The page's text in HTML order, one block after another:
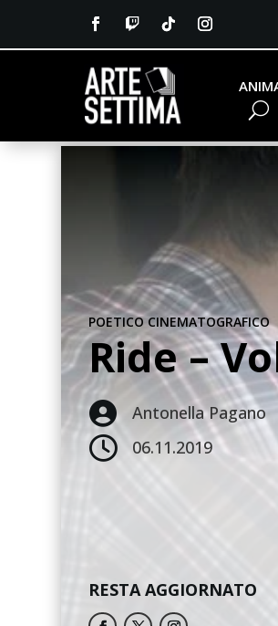
POETICO CINEMATOGRAFICO
Ride –
 Antonella Pagano
 06.11.2019
RESTA AGGIORNATO